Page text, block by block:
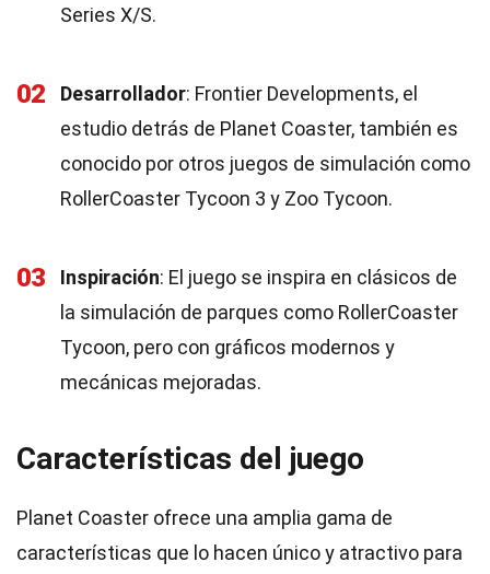
Series X/S.
02 Desarrollador: Frontier Developments, el
estudio detrás de Planet Coaster, también es
conocido por otros juegos de simulación como
RollerCoaster Tycoon 3 y Zoo Tycoon.
03 Inspiración: El juego se inspira en clásicos de
la simulación de parques como RollerCoaster
Tycoon, pero con gráficos modernos y
mecánicas mejoradas.
Características del juego
Planet Coaster ofrece una amplia gama de
características que lo hacen único y atractivo para